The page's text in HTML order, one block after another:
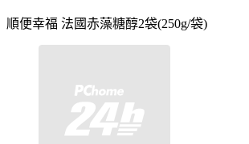
順便幸福 法國赤藻糖醇2袋(250g/袋)